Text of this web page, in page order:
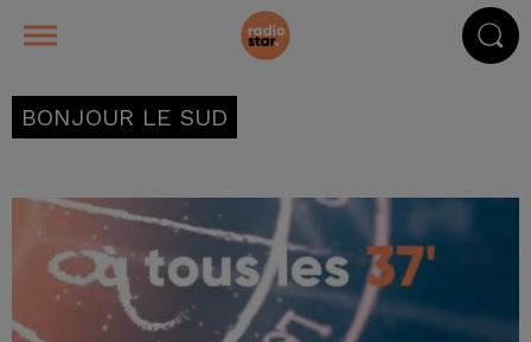
BONJOUR LE SUD